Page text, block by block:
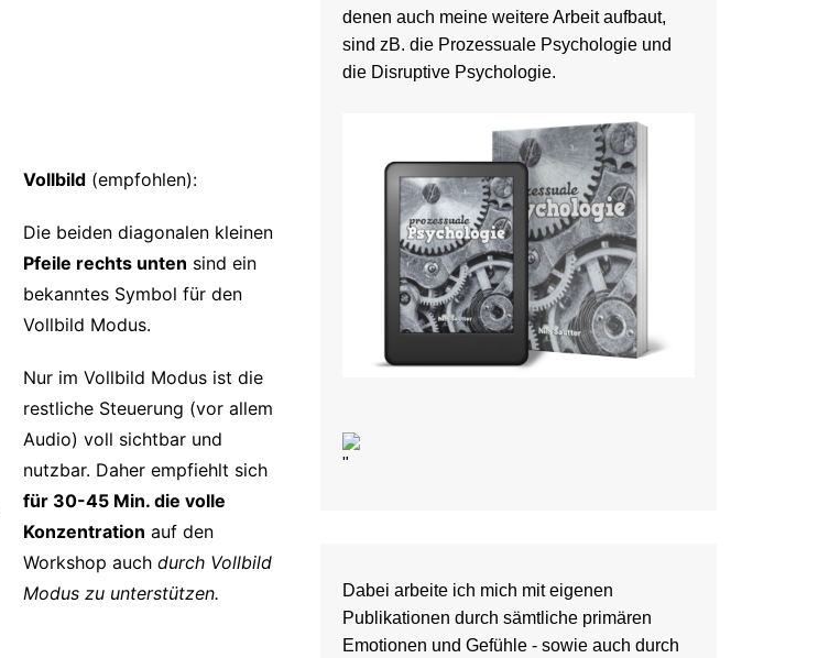
Vollbild(empfohlen):
Die beiden diagonalen kleinen
Pfeile rechts unten sind ein
bekanntes Symbol für den
Vollbild Modus.
Nur im Vollbild Modus ist die
restliche Steuerung (vor allem
Audio) voll sichtbar und
nutzbar. Daher empfiehlt sich
für 30-45 Min. die volle
Konzentration auf den
Workshop auch durch Vollbild
Modus zu unterstützen.
denen auch meine weitere Arbeit aufbaut,
sind zB. die Prozessuale Psychologie und
die Disruptive Psychologie.
"
Dabei arbeite ich mich mit eigenen
Publikationen durch sämtliche primären
Emotionen und Gefühle - sowie auch durch